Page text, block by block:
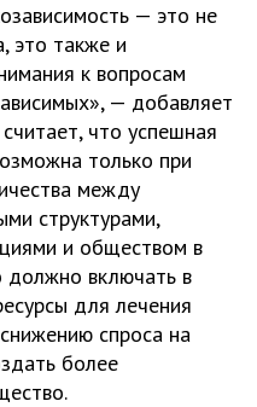
— это не
это также и
к вопросам
— добавляет
что успешная
только при
между
структурами,
и обществом в
должно включать в
для лечения
спроса на
более